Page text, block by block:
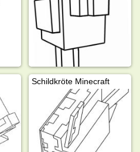
Schildkröte Minecraft